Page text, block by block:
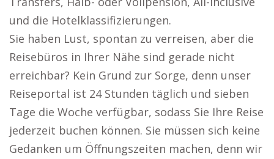
und die Hotelklassifizierungen.
Sie haben Lust, spontan zu verreisen, aber die
Reisebüros in Ihrer Nähe sind gerade nicht
erreichbar? Kein Grund zur Sorge, denn unser
Reiseportal ist 24 Stunden täglich und sieben
Tage die Woche verfügbar, sodass Sie Ihre Reise
jederzeit buchen können. Sie müssen sich keine
Gedanken um Öffnungszeiten machen, denn wir